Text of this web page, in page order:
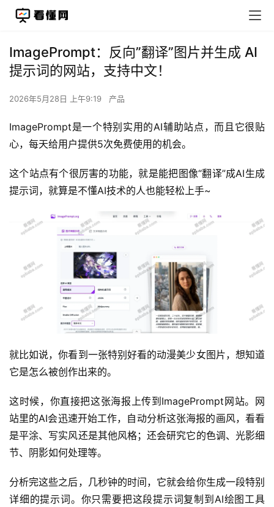
ImagePrompt：反向”翻译”图片并生成 AI
提示词的网站，支持中文！
2026年5月28日 上午9:19 产品
ImagePrompt是一个特别实用的AI辅助站点，而且它很贴
心，每天给用户提供5次免费使用的机会。
这个站点有个很厉害的功能，就是能把图像“翻译”成AI生成
提示词，就算是不懂AI技术的人也能轻松上手~
就比如说，你看到一张特别好看的动漫美少女图片，想知道
它是怎么被创作出来的。
这时候，你直接把这张海报上传到ImagePrompt网站。网
站里的AI会迅速开始工作，自动分析这张海报的画风，看看
是平涂、写实风还是其他风格；还会研究它的色调、光影细
节、阴影如何处理等。
分析完这些之后，几秒钟的时间，它就会给你生成一段特别
详细的提示词。你只需要把这段提示词复制到AI绘图工具